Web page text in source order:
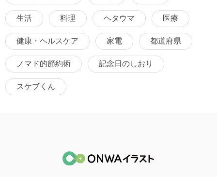
生活 料理 ヘタウマ 医療
健康・ヘルスケア 家電 都道府県
ノマド的節約術 記念日のしおり
スケブくん